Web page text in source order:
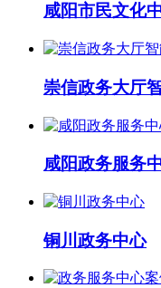
咸阳市民文化
崇信政务大厅
咸阳政务服务
铜川政务中心